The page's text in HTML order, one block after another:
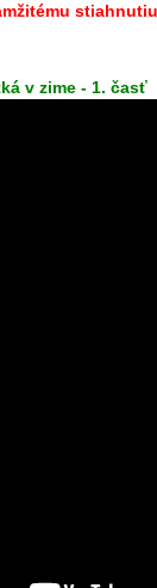
stiahnutiu
v zime - 1. časť